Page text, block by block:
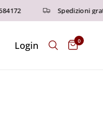
Spedizioni gratuite
Login 0